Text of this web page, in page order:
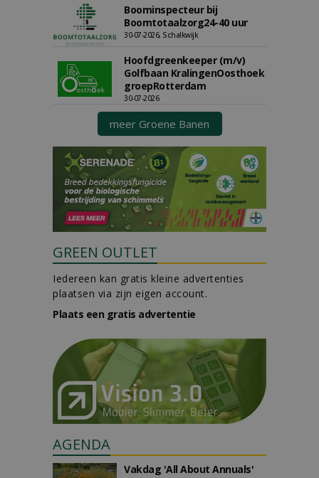
Boominspecteur bij
Boomtotaalzorg24-40 uur
30-07-2026, Schalkwijk
Hoofdgreenkeeper (m/v)
Golfbaan KralingenOosthoek
groepRotterdam
30-07-2026
meer Groene Banen
GREEN OUTLET
Iedereen kan gratis kleine advertenties
plaatsen via zijn eigen account.
Plaats een gratis advertentie
AGENDA
Vakdag 'All About Annuals'